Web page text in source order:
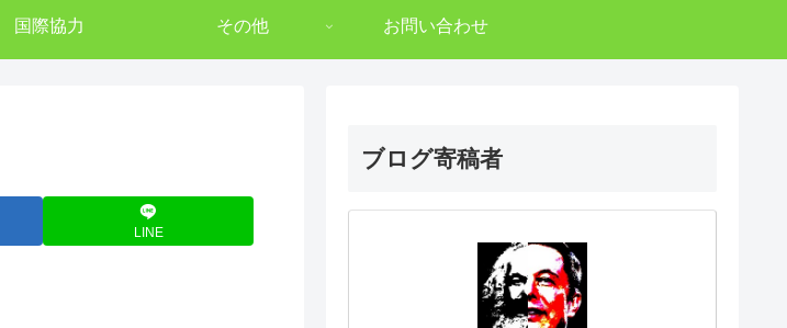
国際協力 その他 お問い合わせ
LINE
ブログ寄稿者